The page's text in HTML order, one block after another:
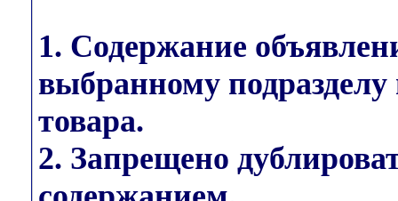
1. Содержание
выбранному
товара.
2. Запрещено